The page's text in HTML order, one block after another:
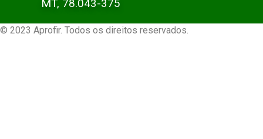
MT, 78.043-375
© 2023 Aprofir. Todos os direitos reservados.